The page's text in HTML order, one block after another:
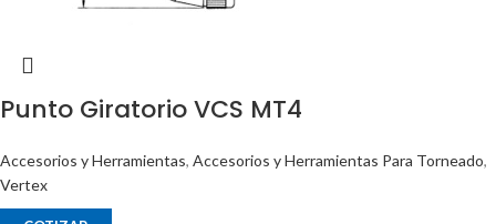
Punto Giratorio VCS MT4
Accesorios y Herramientas, Accesorios y Herramientas Para Torneado,
Vertex